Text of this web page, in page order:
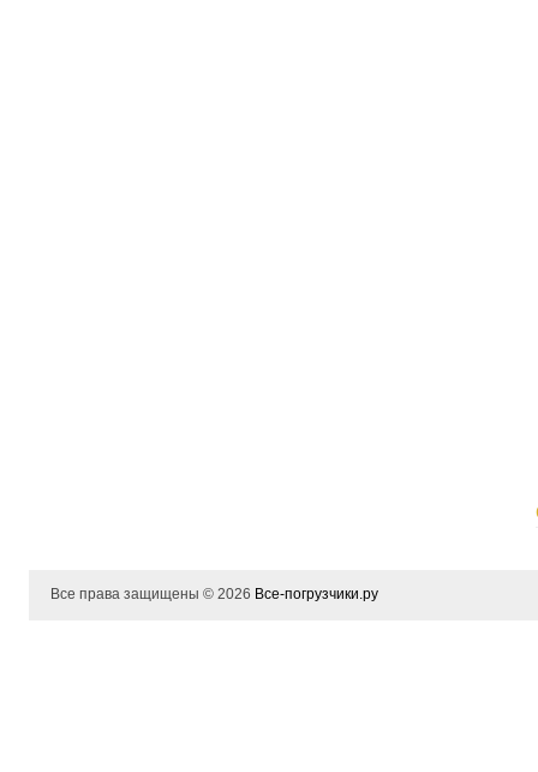
Все права защищены © 2026 Все-погрузчики.ру